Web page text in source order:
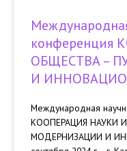
конференция
ОБЩЕСТВА –
И
Международная
КООПЕРАЦИЯ НАУКИ
МОДЕРНИЗАЦИИ И